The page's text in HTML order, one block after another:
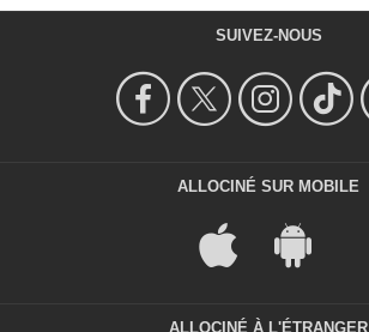
SUIVEZ-NOUS
ALLOCINÉ SUR MOBILE
ALLOCINÉ À L'ÉTRANGER